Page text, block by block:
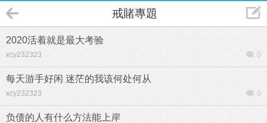
戒賭專題
2020活着就是最大考验
xcy232323 0
每天游手好闲 迷茫的我该何处何从
xcy232323 0
负债的人有什么方法能上岸